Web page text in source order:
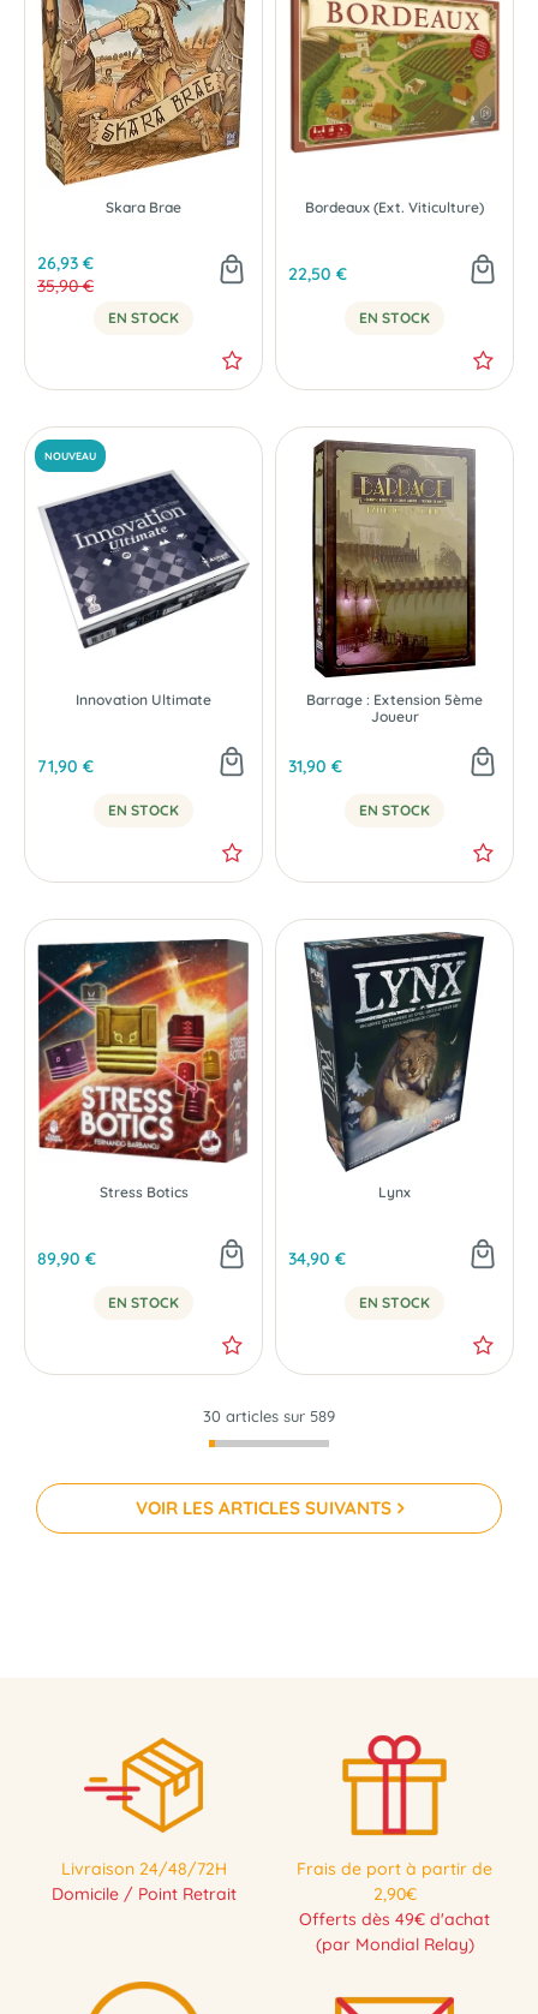
Skara Brae
26,93 €
35,90 €
EN STOCK
Bordeaux (Ext. Viticulture)
22,50 €
EN STOCK
Innovation Ultimate
71,90 €
EN STOCK
Barrage : Extension 5ème
Joueur
31,90 €
EN STOCK
Stress Botics
89,90 €
EN STOCK
Lynx
34,90 €
EN STOCK
30 articles sur 589
VOIR LES ARTICLES SUIVANTS
Livraison 24/48/72H
Domicile / Point Retrait
Frais de port à partir de
2,90€
Offerts dès 49€ d'achat
(par Mondial Relay)